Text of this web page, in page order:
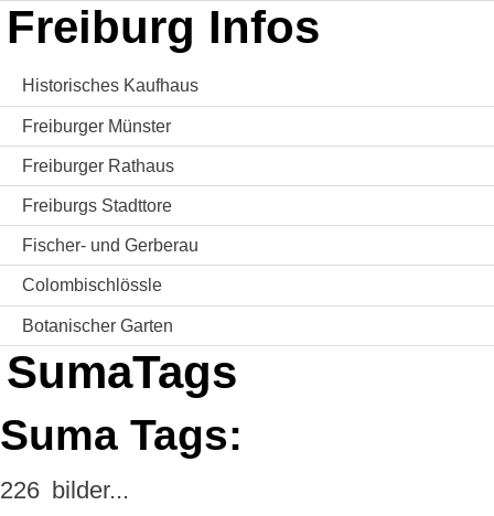
Freiburg Infos
Historisches Kaufhaus
Freiburger Münster
Freiburger Rathaus
Freiburgs Stadttore
Fischer- und Gerberau
Colombischlössle
Botanischer Garten
SumaTags
Suma Tags:
226 bilder...